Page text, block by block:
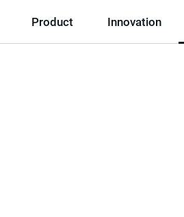
Product Innovation